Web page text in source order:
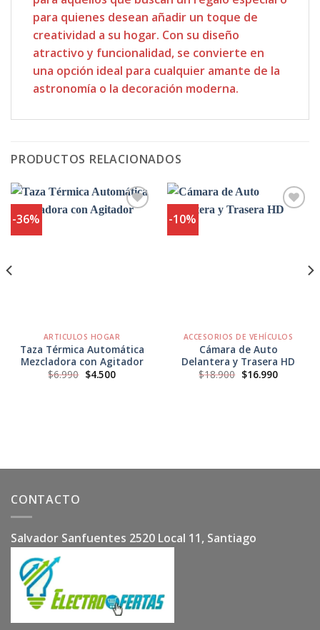
para quienes desean añadir un toque de
creatividad a su hogar. Con su diseño
atractivo y funcionalidad, se convierte en
una opción ideal para cualquier amante de la
astronomía o la decoración moderna.
PRODUCTOS RELACIONADOS
-36%
ARTICULOS HOGAR
Taza Térmica Automática
Mezcladora con Agitador
$6.990 El
precio
$4.500El
precio
-10%
ACCESORIOS DE VEHÍCULOS
Cámara de Auto
Delantera y Trasera HD
$18.900 El
precio
$16.990El
precio
CONTACTO
Salvador Sanfuentes 2520 Local 11, Santiago